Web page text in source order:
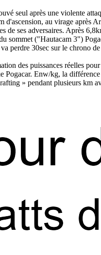
seul après une violente
au virage après
de ses adversaires. Après
sommet ("Hautacam 3")
perdre 30sec sur le chrono
des puissances réelles
Pogacar. Enw/kg, la
» pendant plusieurs km